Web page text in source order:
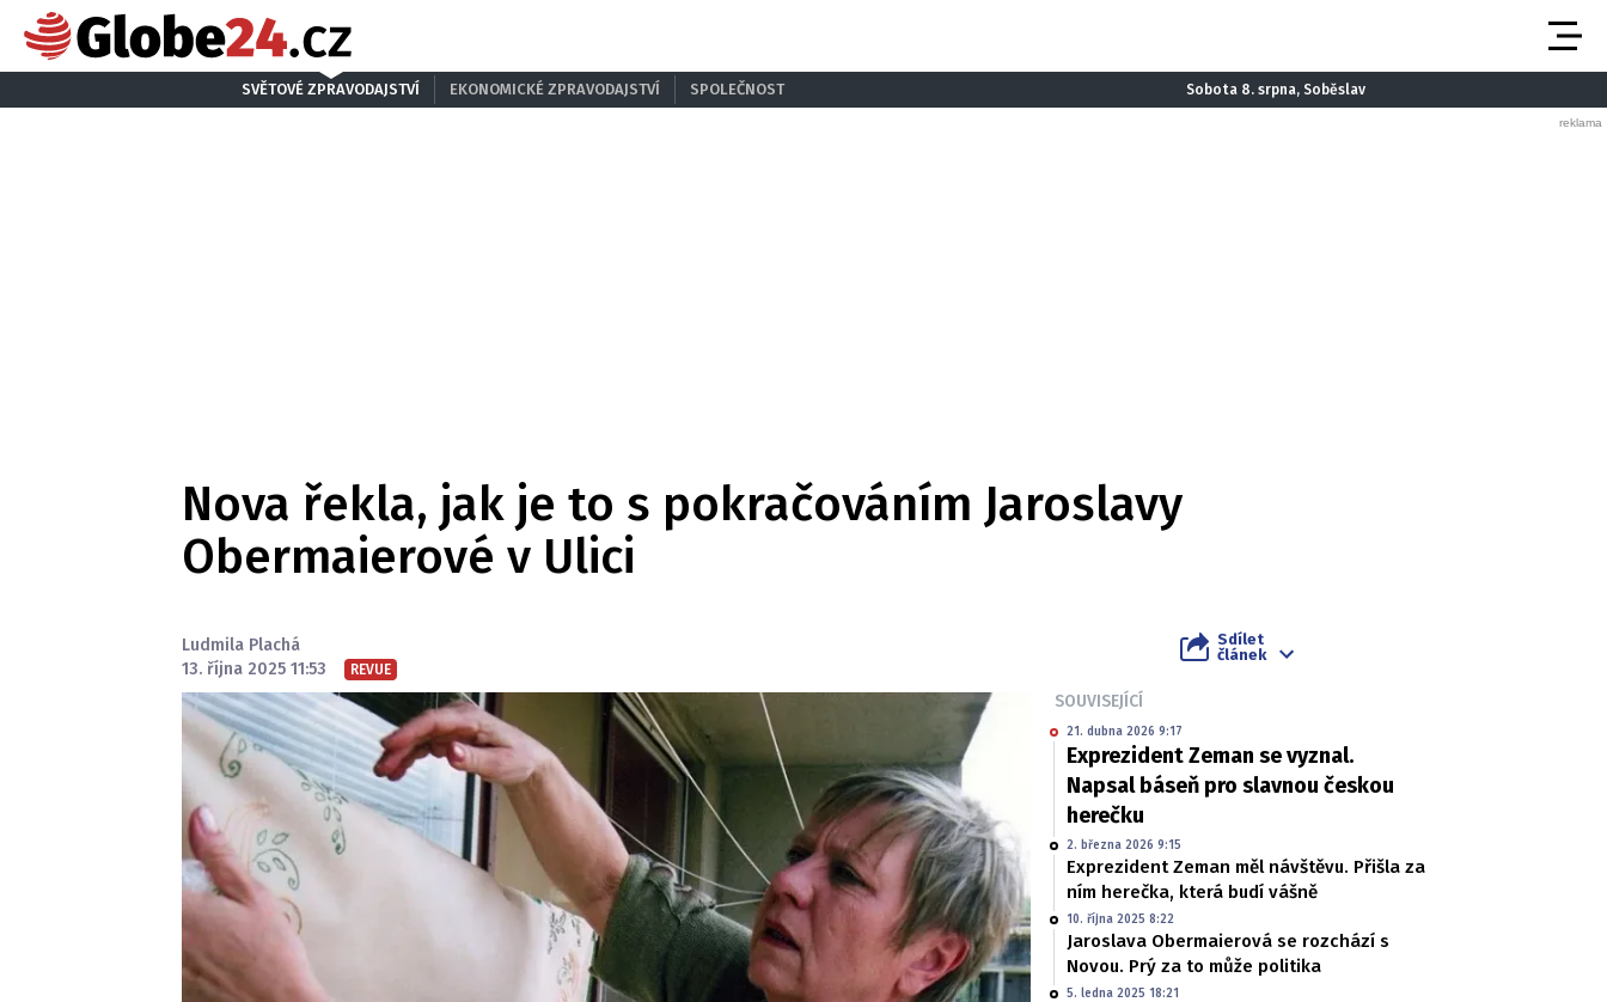
SVĚTOVÉ ZPRAVODAJSTVÍ EKONOMICKÉ ZPRAVODAJSTVÍ SPOLEČNOST Sobota 8. srpna, Soběslav
Nova řekla, jak je to s pokračováním Jaroslavy
Obermaierové v Ulici
Ludmila Plachá
13. října 2025 11:53
REVUE
Sdílet
článek
SOUVISEJÍCÍ
21. dubna 2026 9:17
Exprezident Zeman se vyznal.
Napsal báseň pro slavnou českou
herečku
2. března 2026 9:15
Exprezident Zeman měl návštěvu. Přišla za
ním herečka, která budí vášně
10. října 2025 8:22
Jaroslava Obermaierová se rozchází s
Novou. Prý za to může politika
5. ledna 2025 18:21